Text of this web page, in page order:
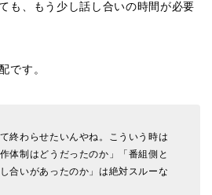
も、もう少し話し合いの時間が必要
です。
終わらせたいんやね。こういう時は
体制はどうだったのか」「番組側と
合いがあったのか」は絶対スルーな